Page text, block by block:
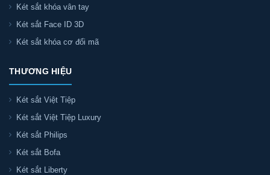
Két sắt khóa vân tay
Két sắt Face ID 3D
Két sắt khóa cơ đổi mã
THƯƠNG HIỆU
Két sắt Việt Tiệp
Két sắt Việt Tiệp Luxury
Két sắt Philips
Két sắt Bofa
Két sắt Liberty